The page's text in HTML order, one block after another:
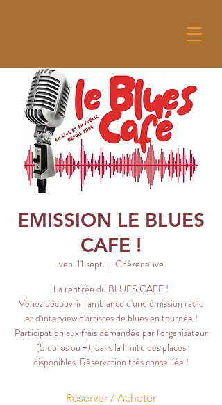
EMISSION LE BLUES
CAFE !
ven. 11 sept.
  |
Chèzeneuve
La rentrée du BLUES CAFE !
Venez découvrir l'ambiance d'une émission radio
et d'interview d'artistes de blues en tournée !
Participation aux frais demandée par l'organisateur
(5 euros ou +), dans la limite des places
disponibles. Réservation très conseillée !
Réserver / Acheter